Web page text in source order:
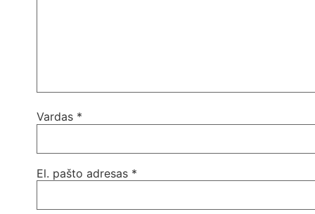
Vardas *
El. pašto adresas *